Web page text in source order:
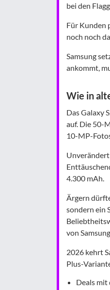
bei den
Für Kunden
noch noch da.
Samsung
ankommt,
Wie in
Das Galaxy
auf. Die 50-
10-MP-
Unverändert
4.300 mAh.
Ärgern
sondern ein
von
2026 kehrt
Plus-
Deals mit